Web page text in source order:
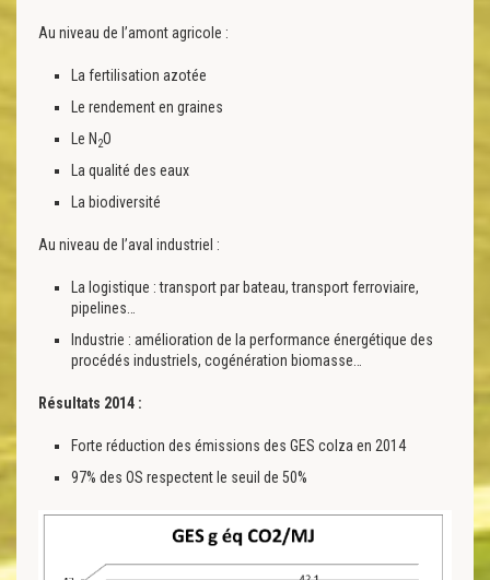
Au niveau de l’amont agricole :
La fertilisation azotée
Le rendement en graines
Le N 2O
La qualité des eaux
La biodiversité
Au niveau de l’aval industriel :
La logistique : transport par bateau, transport ferroviaire,
pipelines…
Industrie : amélioration de la performance énergétique des
procédés industriels, cogénération biomasse…
Résultats 2014 :
Forte réduction des émissions des GES colza en 2014
97% des OS respectent le seuil de 50%